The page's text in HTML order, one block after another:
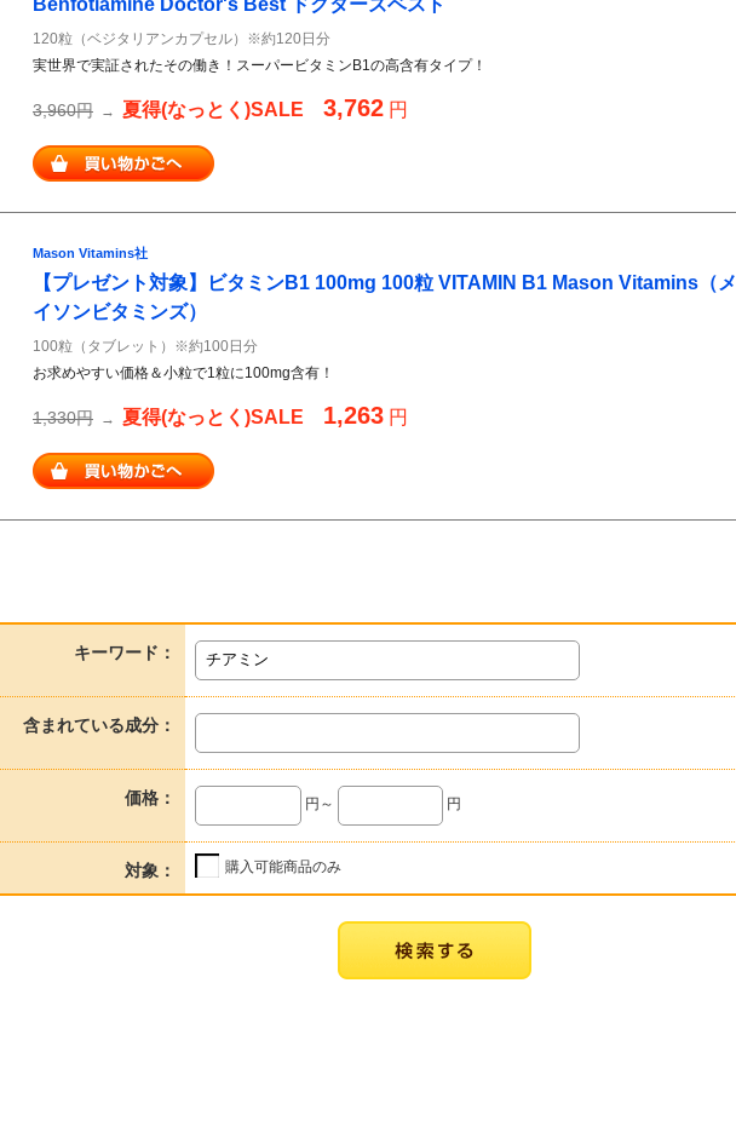
Benfotiamine Doctor's Best ドクターズベスト
120粒（ベジタリアンカプセル）※約120日分
実世界で実証されたその働き！スーパービタミンB1の高含有タイプ！
3,960円 → 夏得(なっとく)SALE 3,762 円
Mason Vitamins社
【プレゼント対象】ビタミンB1 100mg 100粒 VITAMIN B1 Mason Vitamins（メ
イソンビタミンズ）
100粒（タブレット）※約100日分
お求めやすい価格＆小粒で1粒に100mg含有！
1,330円 → 夏得(なっとく)SALE 1,263 円
キーワード：
含まれている成分：
価格： 円～ 円
対象： 購入可能商品のみ